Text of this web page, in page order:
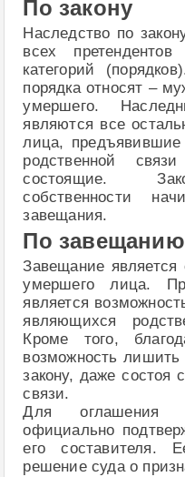
По закону
Наследство по
всех
категорий
порядка относят –
умершего.
являются все
лица,
родственной
состоящие.
собственности
завещания.
По завещанию
Завещание
умершего лица.
является
являющихся
Кроме того,
возможность лишить
закону, даже состоя
связи.
Для оглашения
официально
его составителя.
решение суда о